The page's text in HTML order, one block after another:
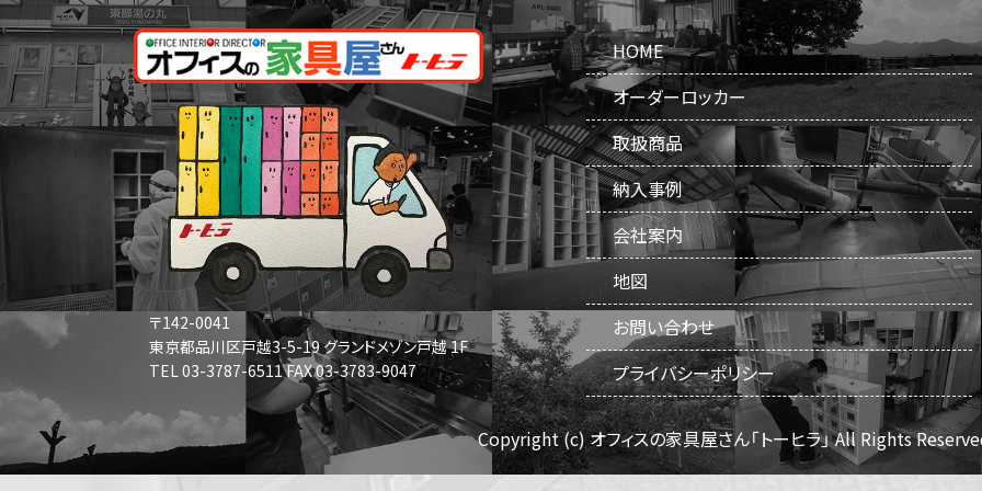
HOME
オーダーロッカー
取扱商品
納入事例
会社案内
地図
お問い合わせ
プライバシーポリシー
〒142-0041
東京都品川区戸越3-5-19 グランドメゾン戸越 1F
TEL 03-3787-6511 FAX 03-3783-9047
Copyright (c) オフィスの家具屋さん「トーヒラ」All Rights